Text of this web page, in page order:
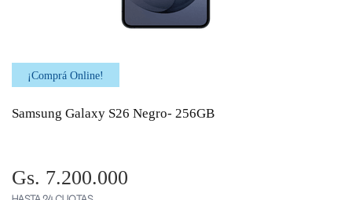
¡Comprá Online!
Samsung Galaxy S26 Negro- 256GB
Gs. 7.200.000